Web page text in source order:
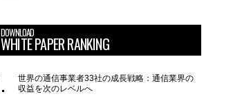
DOWNLOAD
WHITE PAPER RANKING
世界の通信事業者33社の成長戦略：通信業界の
収益を次のレベルへ